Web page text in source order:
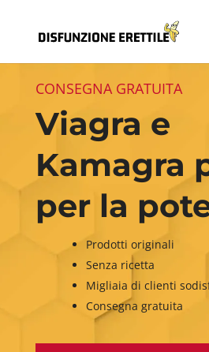
CONSEGNA GRATUITA
Viagra e
Kamagra
per la
Prodotti originali
Senza ricetta
Migliaia di clienti
Consegna gratuita